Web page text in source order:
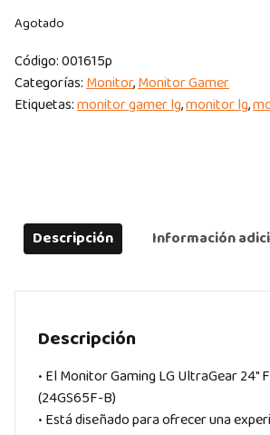
Agotado
Código:001615p
Categorías:Monitor,Monitor Gamer
Etiquetas:monitor gamer lg,monitor lg,
Descripción Información
Descripción
• El Monitor Gaming LG UltraGear 24″
(24GS65F-B)
• Está diseñado para ofrecer una